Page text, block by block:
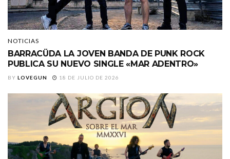
NOTICIAS
BARRACÜDA LA JOVEN BANDA DE PUNK ROCK
PUBLICA SU NUEVO SINGLE «MAR ADENTRO»
BY LOVEGUN 18 DE JULIO DE 2026